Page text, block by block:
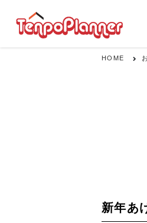
HOME
新年あ